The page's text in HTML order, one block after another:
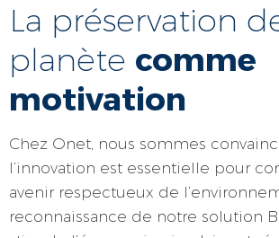
La préservation
planète comme
motivation
Chez Onet, nous sommes
l’innovation est essentielle pour
avenir respectueux de
reconnaissance de notre solution